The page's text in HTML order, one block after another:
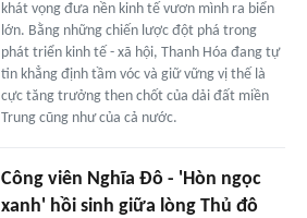
khát vọng đưa nền kinh tế vươn mình ra biển
lớn. Bằng những chiến lược đột phá trong
phát triển kinh tế - xã hội, Thanh Hóa đang tự
tin khẳng định tầm vóc và giữ vững vị thế là
cực tăng trưởng then chốt của dải đất miền
Trung cũng như của cả nước.
Công viên Nghĩa Đô - 'Hòn ngọc
xanh' hồi sinh giữa lòng Thủ đô